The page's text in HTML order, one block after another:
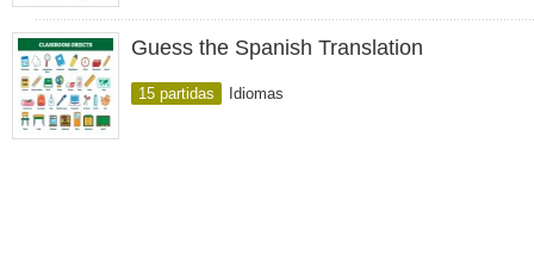
Guess the Spanish Translation
15 partidas Idiomas